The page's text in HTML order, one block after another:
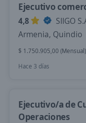
Ejecutivo
4,8
SIIGO
Armenia, Quindio
$ 1.750.905,00 (Mensual)
Hace 3 días
Ejecutivo/a de
Operaciones